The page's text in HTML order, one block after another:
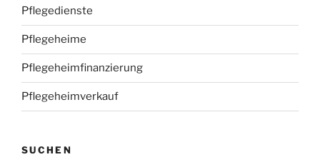
Pflegedienste
Pflegeheime
Pflegeheimfinanzierung
Pflegeheimverkauf
SUCHEN